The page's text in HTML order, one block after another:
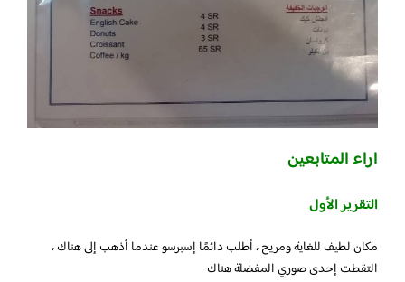
اراء المتابعين
التقرير الأول
مكان لطيف للغاية ومريح ، أطلب دائمًا إسبرسو عندما أذهب إلى هناك ،
التقطت إحدى صوري المفضلة هناك